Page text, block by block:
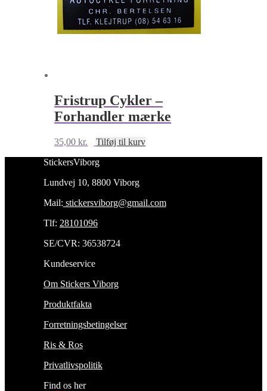
Fristrup Cykler –
Forhandler mærke
35,00kr.
Tilføj til kurv
StickersViborg
Lundvej 10, 8800 Viborg
Mail: stickersviborg@gmail.com
Tlf: 28101096
SE/CVR: 36538724
Kundeservice
Om Stickers Viborg
Produktfakta
Forretningsbetingelser
Ris & Ros
Privatlivspolitik
Find os her